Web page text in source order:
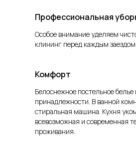
Профессиональная
Особое внимание уделяем
клининг перед каждым заездом.
Комфорт
Белоснежное постельное
принадлежности. В ванной
стиральная машина. Кухня
всевозможная и современная
проживания.